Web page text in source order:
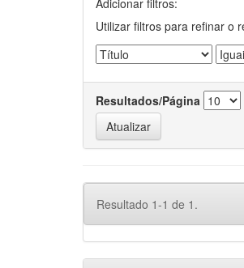
Adicionar filtros:
Utilizar filtros para refinar o
Resultados/Página
Resultado 1-1 de 1.